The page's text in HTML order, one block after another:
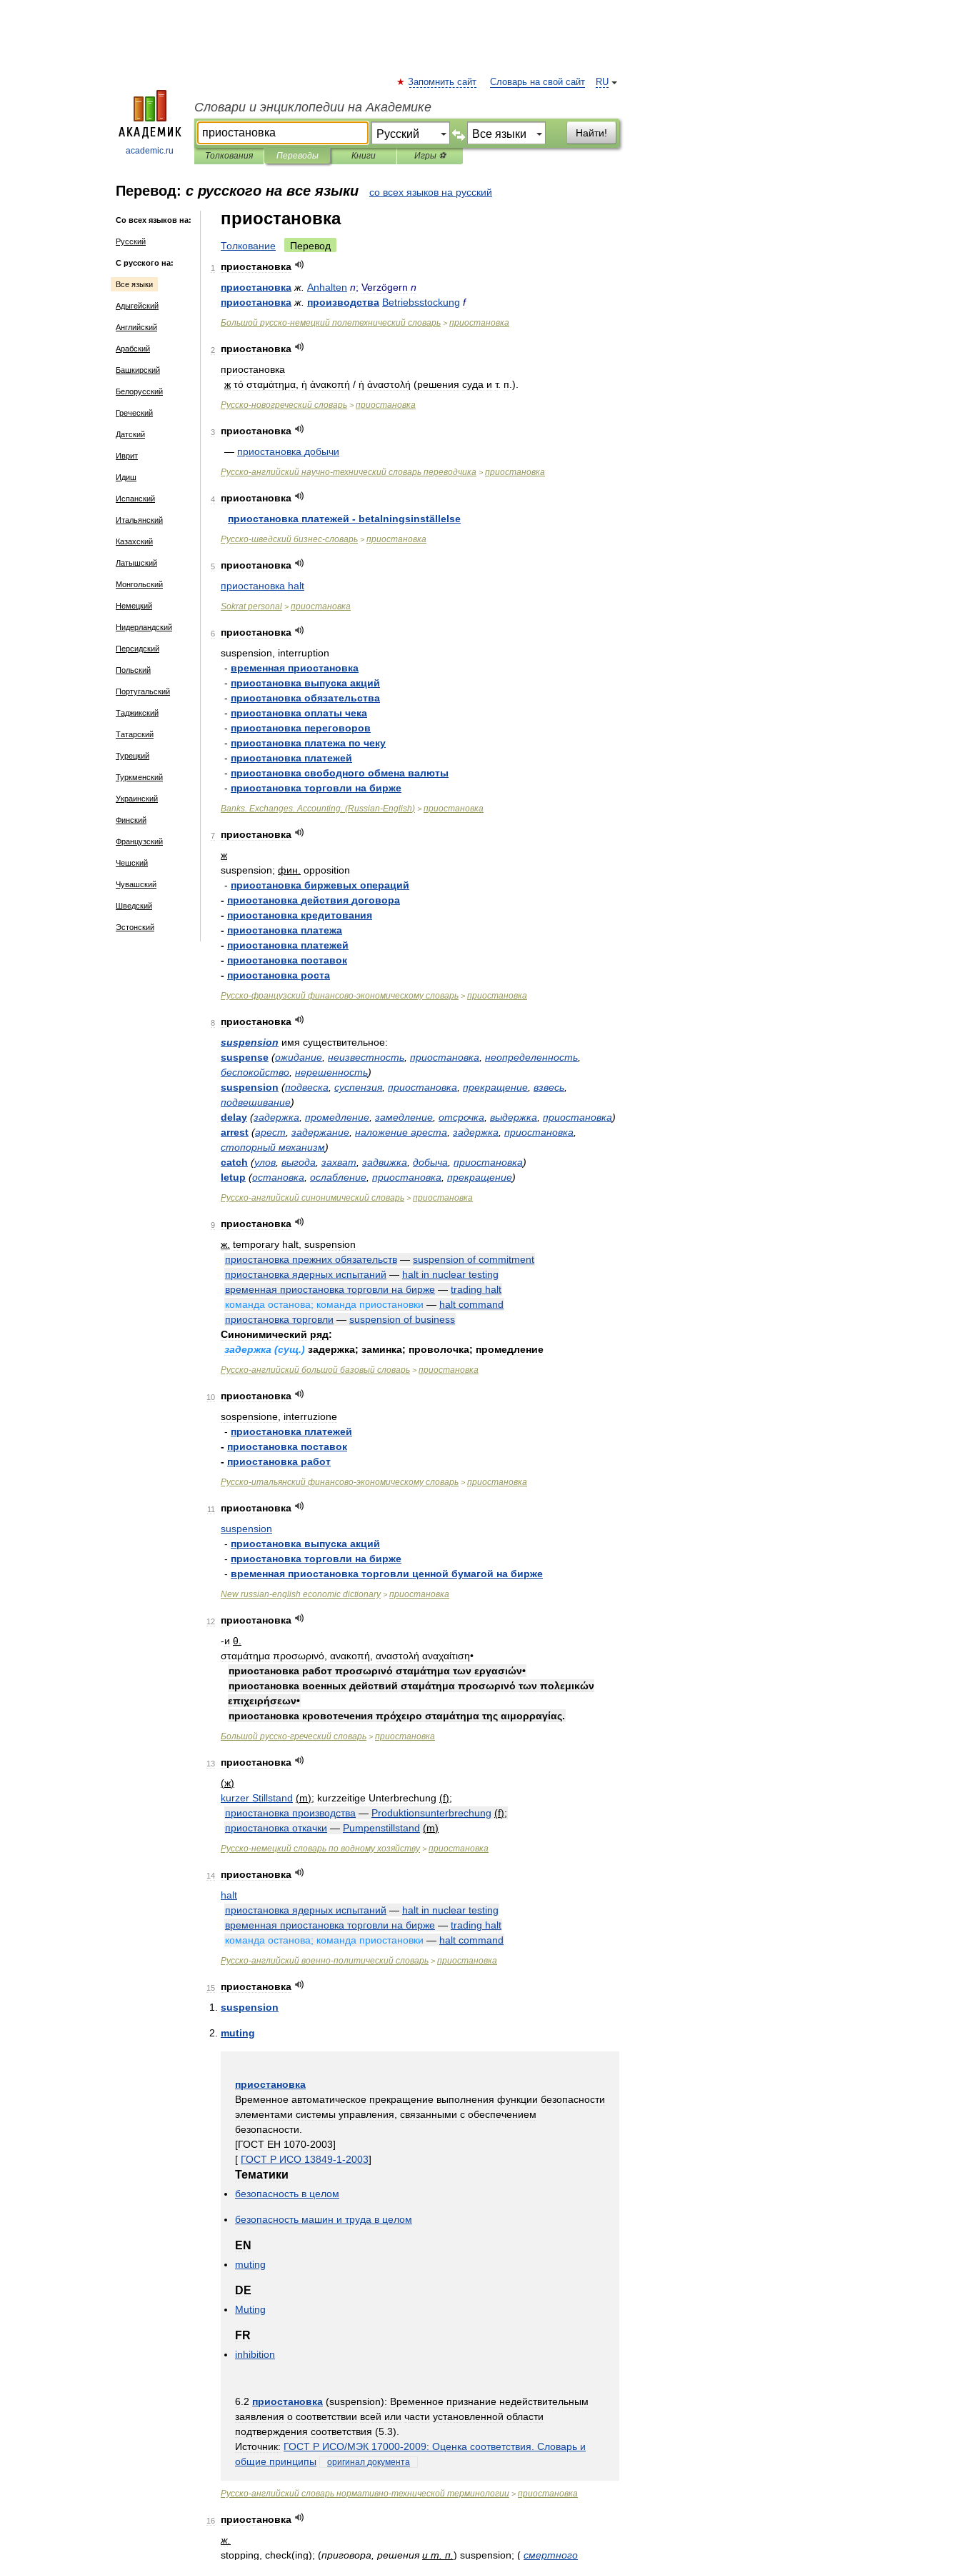
academic.ru
RU
Запомнить сайт Словарь на свой сайт
Словари и энциклопедии на Академике
Найти!
Толкования Переводы Книги Игры ⚽
Перевод: с русского на все языки со всех языков на русский
Со всех языков на:
Русский
С русского на:
Все языки
Адыгейский
Английский
Арабский
Башкирский
Белорусский
Греческий
Датский
Иврит
Идиш
Испанский
Итальянский
Казахский
Латышский
Монгольский
Немецкий
Нидерландский
Персидский
Польский
Португальский
Таджикский
Татарский
Турецкий
Туркменский
Украинский
Финский
Французский
Чешский
Чувашский
Шведский
Эстонский
приостановка
Толкование Перевод
1
приостановка
приостановка ж Anhalten n; Verzögern n
приостановка ж производства Betriebsstockung f
Большой русско-немецкий полетехнический словарь > приостановка
2
приостановка
приостановка
ж τό σταμάτημα ἡ ἀνακοπή / ἡ ἀναστολή (решения суда и т. п .).
Русско-новогреческий словарь > приостановка
3
приостановка
— приостановка добычи
Русско-английский научно-технический словарь переводчика > приостановка
4
приостановка
приостановка платежей - betalningsinställelse
Русско-шведский бизнес-словарь > приостановка
5
приостановка
приостановка halt
Sokrat personal > приостановка
6
приостановка
suspension
interruption
- временная приостановка
- приостановка выпуска акций
- приостановка обязательства
- приостановка оплаты чека
- приостановка переговоров
- приостановка платежа по чеку
- приостановка платежей
- приостановка свободного обмена валюты
- приостановка торговли на бирже
Banks. Exchanges.Accounting. (Russian-English) > приостановка
7
приостановка
ж
suspension; фин opposition
- приостановка биржевых операций
- приостановка действия договора
- приостановка кредитования
- приостановка платежа
- приостановка платежей
- приостановка поставок
- приостановка роста
Русско-французский финансово-экономическому словарь > приостановка
8
приостановка
suspension имя существительное:
suspense (ожидание неизвестность приостановка неопределенность
беспокойство нерешенность)
suspension (подвеска суспензия, приостановка прекращение взвесь
подвешивание)
delay (задержка промедление замедление отсрочка выдержка приостановка)
arrest (арест задержание наложение ареста задержка приостановка
стопорный механизм)
catch (улов выгода захват задвижка добыча приостановка)
letup (остановка ослабление приостановка прекращение)
Русско-английский синонимический словарь > приостановка
9
приостановка
ж temporary halt suspension
приостановка прежних обязательств — suspension of commitment
приостановка ядерных испытаний — halt in nuclear testing
временная приостановка торговли на бирже — trading halt
команда останова; команда приостановки — halt command
приостановка торговли — suspension of business
Синонимический ряд:
задержка (сущ.) задержка; заминка; проволочка; промедление
Русско-английский большой базовый словарь > приостановка
10
приостановка
sospensione interruzione
- приостановка платежей
- приостановка поставок
- приостановка работ
Русско-итальянский финансово-экономическому словарь > приостановка
11
приостановка
suspension
- приостановка выпуска акций
- приостановка торговли на бирже
- временная приостановка торговли ценной бумагой на бирже
New russian-english economic dictionary> приостановка
12
приостановка
-и θ
σταμάτημα προσωρινό ανακοπή αναστολή αναχαίτιση•
приостановка работ προσωρινό σταμάτημα των εργασιών•
приостановка военных действий σταμάτημα προσωρινό των πολεμικών
επιχειρήσεων•
приостановка кровотечения πρόχειρο σταμάτημα της αιμορραγίας.
Большой русско-греческий словарь > приостановка
13
приостановка
(ж)
kurzer Stillstand (m); kurzzeitige Unterbrechung (f);
приостановка производства — Produktionsunterbrechung (f);
приостановка откачки — Pumpenstillstand (m)
Русско-немецкий словарь по водному хозяйству> приостановка
14
приостановка
halt
приостановка ядерных испытаний — halt in nuclear testing
временная приостановка торговли на бирже — trading halt
команда останова; команда приостановки — halt command
Русско-английский военно-политический словарь > приостановка
15
приостановка
suspension
muting
приостановка
Временное автоматическое прекращение выполнения функции безопасности
элементами системы управления связанными с обеспечением
безопасности
[ГОСТ ЕН 1070-2003]
[ ГОСТ Р ИСО 13849-1-2003]
Тематики
безопасность в целом
безопасность машин и труда в целом
EN
muting
DE
Muting
FR
inhibition
6 2 приостановка (suspension): Временное признание недействительным
заявления о соответствии всей или части установленной области
подтверждения соответствия (5 3).
Источник: ГОСТ Р ИСО/МЭК 17000-2009: Оценка соответствия Словарь и
общие принципы оригинал документа
Русско-английский словарь нормативно-технической терминологии > приостановка
16
приостановка
ж
stopping check(ing); (приговора решения и т п ) suspension; ( смертного